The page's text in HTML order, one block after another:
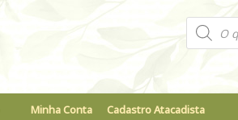
Pesquisar
produtos
Minha Conta Cadastro Atacadista